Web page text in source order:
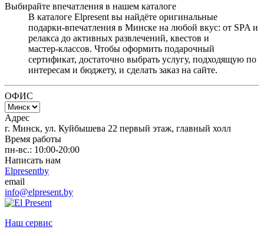
Выбирайте впечатления в нашем каталоге
В каталоге Elpresent вы найдёте оригинальные
подарки‑впечатления в Минске на любой вкус: от SPA и
релакса до активных развлечений, квестов и
мастер‑классов. Чтобы оформить подарочный
сертификат, достаточно выбрать услугу, подходящую по
интересам и бюджету, и сделать заказ на сайте.
ОФИС
Адрес
г. Минск, ул. Куйбышева 22 первый этаж, главный холл
Время работы
пн-вс.: 10:00-20:00
Написать нам
Elpresentby
email
info@elpresent.by
Наш сервис